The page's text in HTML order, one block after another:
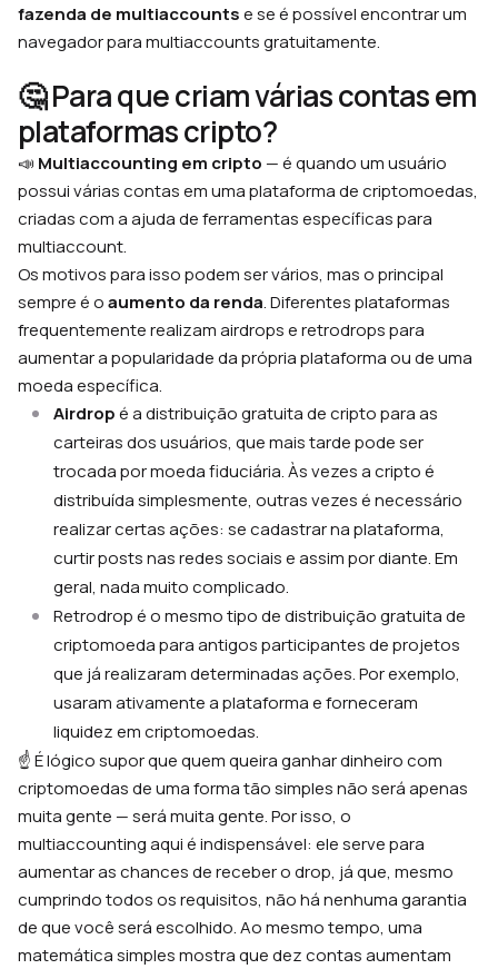
fazenda de multiaccountse se é possível encontrar um
navegador para multiaccounts gratuitamente.
🤔 Para que criam várias contas em
plataformas cripto?
📣 Multiaccounting em cripto — é quando um usuário
possui várias contas em uma plataforma de criptomoedas,
criadas com a ajuda de ferramentas específicas para
multiaccount.
Os motivos para isso podem ser vários, mas o principal
sempre é oaumento da renda. Diferentes plataformas
frequentemente realizam airdrops e retrodrops para
aumentar a popularidade da própria plataforma ou de uma
moeda específica.
Airdropé a distribuição gratuita de cripto para as
carteiras dos usuários, que mais tarde pode ser
trocada por moeda fiduciária. Às vezes a cripto é
distribuída simplesmente, outras vezes é necessário
realizar certas ações: se cadastrar na plataforma,
curtir posts nas redes sociais e assim por diante. Em
geral, nada muito complicado.
Retrodrop é o mesmo tipo de distribuição gratuita de
criptomoeda para antigos participantes de projetos
que já realizaram determinadas ações. Por exemplo,
usaram ativamente a plataforma e forneceram
liquidez em criptomoedas.
☝️ É lógico supor que quem queira ganhar dinheiro com
criptomoedas de uma forma tão simples não será apenas
muita gente — serámuitagente. Por isso, o
multiaccounting aqui é indispensável: ele serve para
aumentar as chances de receber o drop, já que, mesmo
cumprindo todos os requisitos, não há nenhuma garantia
de que você será escolhido. Ao mesmo tempo, uma
matemática simples mostra que dez contas aumentam